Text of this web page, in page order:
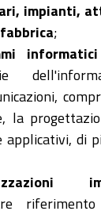
impianti,
;
informatici
la
applicativi, di